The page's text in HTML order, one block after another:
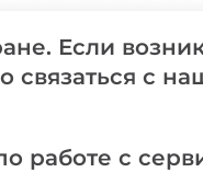
Если
с
работе с